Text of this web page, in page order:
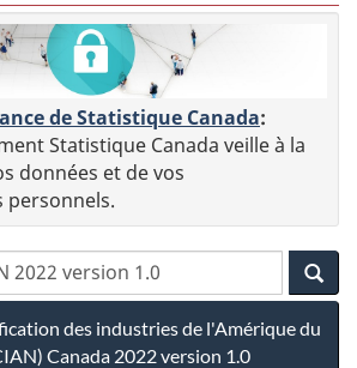
de Statistique Canada:
Statistique Canada veille à la
données et de vos
personnels.
des industries de l'Amérique du
Canada 2022 version 1.0